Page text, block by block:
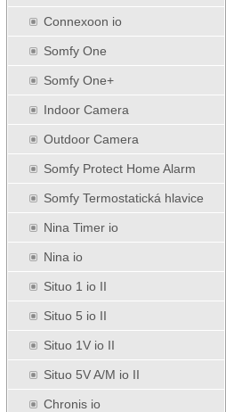
Connexoon io
Somfy One
Somfy One+
Indoor Camera
Outdoor Camera
Somfy Protect Home Alarm
Somfy Termostatická hlavice
Nina Timer io
Nina io
Situo 1 io II
Situo 5 io II
Situo 1V io II
Situo 5V A/M io II
Chronis io